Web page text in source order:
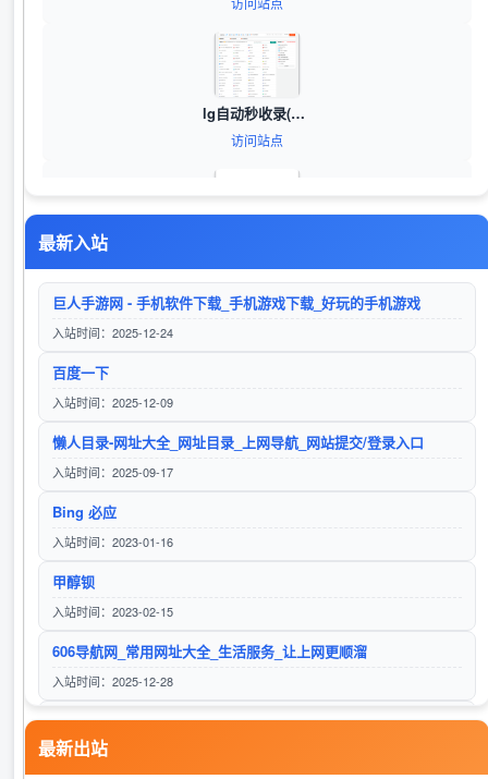
lg自动秒收录(www.lgtw.cn)---一个互联网的集合网址导航。
访问站点
66收录网 - 免费自助友情链接，网址网站自助提交自动收录！
最新入站
巨人手游网 - 手机软件下载_手机游戏下载_好玩的手机游戏
入站时间：2025-12-24
百度一下
入站时间：2025-12-09
懒人目录-网址大全_网址目录_上网导航_网站提交/登录入口
入站时间：2025-09-17
Bing 必应
入站时间：2023-01-16
甲醇钡
入站时间：2023-02-15
606导航网_常用网址大全_生活服务_让上网更顺溜
入站时间：2025-12-28
微软Bing搜索
入站时间：2023-01-17
最新出站